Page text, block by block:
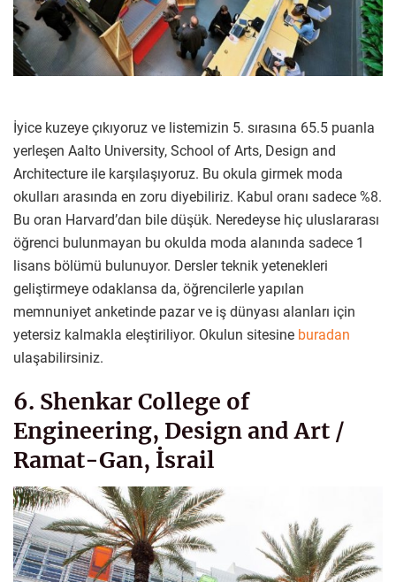
İyice kuzeye çıkıyoruz ve listemizin 5. sırasına 65.5 puanla
yerleşen Aalto University, School of Arts, Design and
Architecture ile karşılaşıyoruz. Bu okula girmek moda
okulları arasında en zoru diyebiliriz. Kabul oranı sadece %8.
Bu oran Harvard’dan bile düşük. Neredeyse hiç uluslararası
öğrenci bulunmayan bu okulda moda alanında sadece 1
lisans bölümü bulunuyor. Dersler teknik yetenekleri
geliştirmeye odaklansa da, öğrencilerle yapılan
memnuniyet anketinde pazar ve iş dünyası alanları için
yetersiz kalmakla eleştiriliyor. Okulun sitesine buradan
ulaşabilirsiniz.
6. Shenkar College of
Engineering, Design and Art /
Ramat-Gan, İsrail